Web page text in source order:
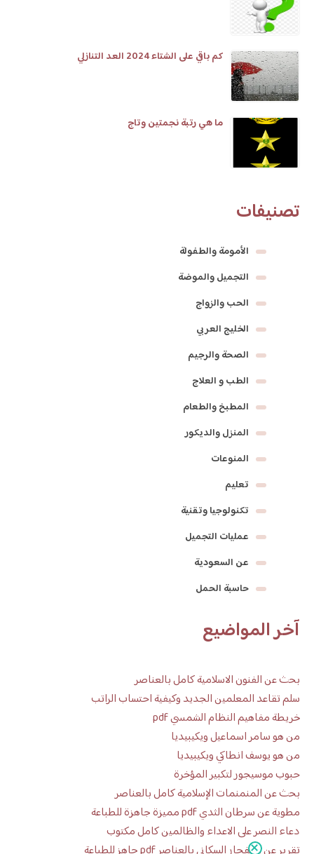
كم باقي على الشتاء 2024 العد التنازلي
ما هي رتبة نجمتين وتاج
تصنيفات
الأمومة والطفولة
التجميل والموضة
الحب والزواج
الخليج العربي
الصحة والرجيم
الطب و العلاج
المطبخ والطعام
المنزل والديكور
المنوعات
تعليم
تكنولوجيا وتقنية
عمليات التجميل
عن السعودية
حاسبة الحمل
آخر المواضيع
بحث عن الفنون الاسلامية كامل بالعناصر
سلم تقاعد المعلمين الجديد وكيفية احتساب الراتب
خريطة مفاهيم النظام الشمسي pdf
من هو سامر اسماعيل ويكيبيديا
من هو يوسف انطاكي ويكيبيديا
حبوب موسيجور لتكبير المؤخرة
بحث عن المنمنمات الإسلامية كامل بالعناصر
مطوية عن سرطان الثدي pdf مميزة جاهزة للطباعة
دعاء النصر على الاعداء والظالمين كامل مكتوب